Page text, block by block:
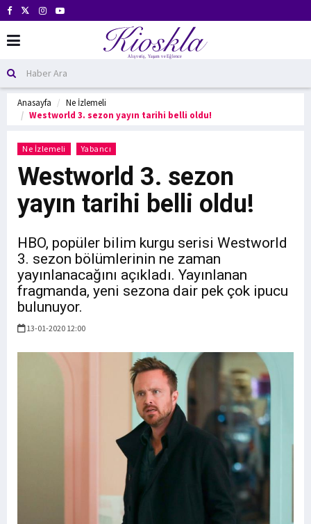
Anasayfa
Ne İzlemeli
Westworld 3. sezon yayın tarihi belli oldu!
Ne İzlemeli Yabancı
Westworld 3. sezon
yayın tarihi belli oldu!
HBO, popüler bilim kurgu serisi Westworld
3. sezon bölümlerinin ne zaman
yayınlanacağını açıkladı. Yayınlanan
fragmanda, yeni sezona dair pek çok ipucu
bulunuyor.
13-01-2020 12:00